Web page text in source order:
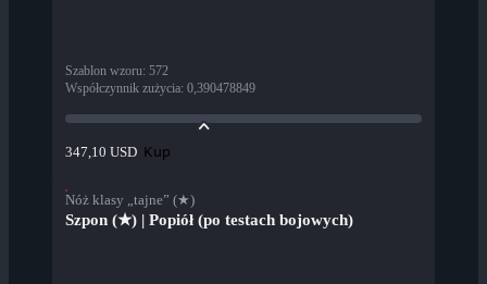
Szablon wzoru: 572
Współczynnik zużycia: 0,390478849
347,10 USD Kup
Nóż klasy „tajne” (★)
Szpon (★) | Popiół (po testach bojowych)